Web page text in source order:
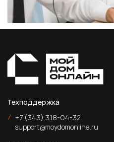
Техподдержка
/ +7 (343) 318-04-32
support@moydomonline.ru